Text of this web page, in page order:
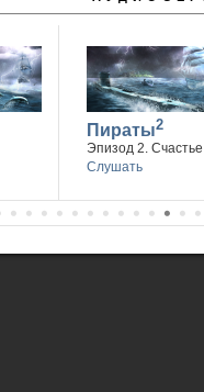
Пираты2
Эпизод 2. Счастье
Слушать